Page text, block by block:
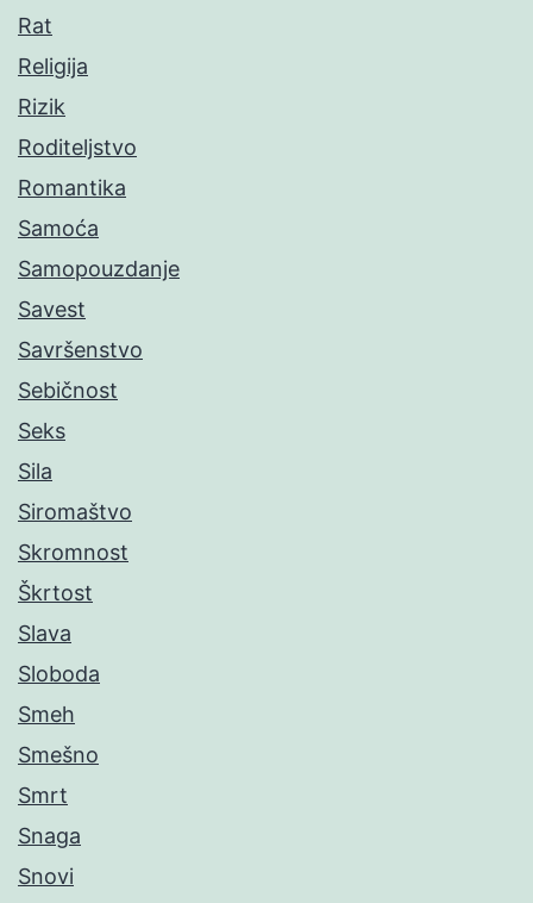
Rat
Religija
Rizik
Roditeljstvo
Romantika
Samoća
Samopouzdanje
Savest
Savršenstvo
Sebičnost
Seks
Sila
Siromaštvo
Skromnost
Škrtost
Slava
Sloboda
Smeh
Smešno
Smrt
Snaga
Snovi